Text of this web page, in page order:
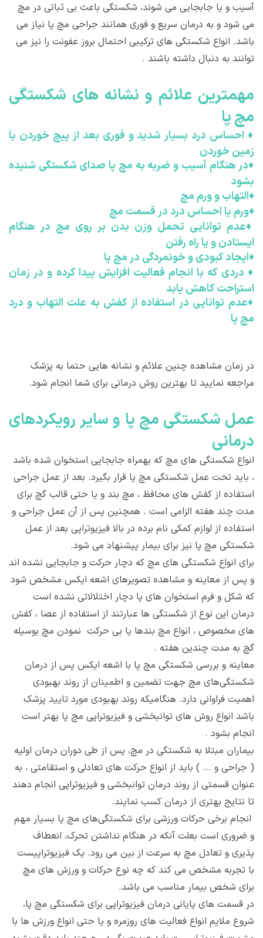
آسیب و یا جابجایی می شوند، شکستگی باعث بی ثباتی در مچ
می شود و به درمان سریع و فوری همانند جراحی مچ پا نیاز می
باشد. انواع شکستگی های ترکیبی احتمال بروز عفونت را نیز می
توانند به دنبال داشته باشند .
مهمترين علائم و نشانه های شکستگی
مچ پا
♦احساس درد بسیار شدید و فوری بعد از پیچ خوردن یا
زمین خوردن
♦در هنگام آسیب و ضربه به مچ پا صدای شکستگی شنیده
بشود
♦التهاب و ورم مچ
♦ورم یا احساس درد در قسمت مچ
♦عدم توانایی تحمل وزن بدن بر روی مچ در هنگام
ایستادن و یا راه رفتن
♦ایجاد کبودی و خونمردگی در مچ پا
♦ دردی که با انجام فعالیت افزایش پیدا کرده و در زمان
استراحت کاهش یابد
♦عدم توانایی در استفاده از کفش به علت التهاب و درد
مچ پا
در زمان مشاهده چنین علائم و نشانه هایی حتما به پزشک
مراجعه نمایید تا بهترین روش درمانی برای شما انجام شود.
عمل شکستگی مچ پا و ساير رويکردهای
درمانی
انواع شکستگی های مچ که بهمراه جابجایی استخوان شده باشد
، باید تحت عمل شکستگی مچ پا قرار بگیرد. بعد از عمل جراحی
استفاده از کفش های محافظ ، مچ بند و یا حتی قالب گچ برای
مدت چند هفته الزامی است . همچنین پس از آن عمل جراحی و
استفاده از لوازم کمکی نام برده در بالا فیزیوتراپی بعد از عمل
شکستگی مچ پا نیز برای بیمار پیشنهاد می شود.
برای انواع شکستگی های مچ که دچار حرکت و جابجایی نشده اند
و پس از معاینه و مشاهده تصویرهای اشعه ایکس مشخص شود
که شکل و فرم استخوان های پا دچار اختلالاتی نشده است
درمان این نوع از شکستگی ها عبارتند از استفاده از عصا ، کفش
های مخصوص ، انواع مچ بندها یا بی حرکت نمودن مچ بوسیله
گچ به مدت چندین هفته .
معاینه و بررسی شکستگی مچ پا با اشعه ایکس پس از درمان
شکستگی‌های مچ جهت تضمین و اطمینان از روند بهبودی
اهمیت فراوانی دارد. هنگامیکه روند بهبودی مورد تایید پزشک
باشد انواع روش های توانبخشی و فیزیوتراپی مچ پا بهتر است
انجام بشود .
بیماران مبتلا به شکستگی در مچ، پس از طی دوران درمان اولیه
( جراحی و ... ) باید از انواع حرکت های تعادلی و استقامتی ، به
عنوان قسمتی از روند درمان توانبخشی و فیزیوتراپی انجام دهند
تا نتایج بهتری از درمان کسب نمایند.
انجام برخی حرکات ورزشی برای شکستگی‌های مچ پا بسیار مهم
و ضروری است بعلت آنکه در هنگام نداشتن تحرک، انعطاف
پذیری و تعادل مچ به سرعت از بین می رود. یک فیزیوتراپیست
با تجربه مشخص می کند که چه نوع حرکات و ورزش های مچ
برای شخص بیمار مناسب می باشد.
در قسمت های پایانی درمان فیزیوتراپی برای شکستگی مچ پا،
شروع ملایم انواع فعالیت های روزمره و یا حتی انواع ورزش ها با